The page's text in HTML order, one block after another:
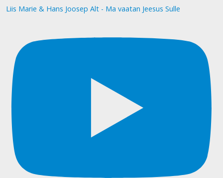
Liis Marie & Hans Joosep Alt - Ma vaatan Jeesus Sulle